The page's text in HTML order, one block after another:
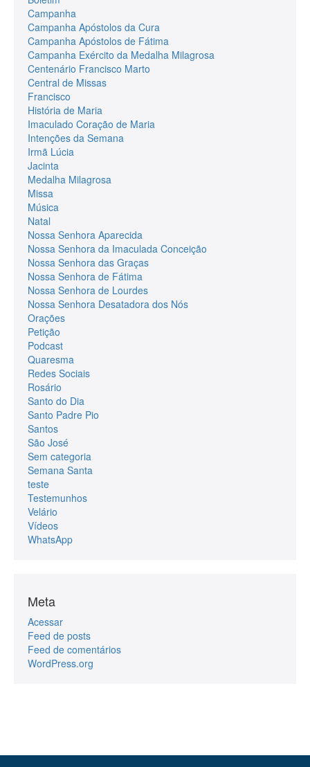
Campanha
Campanha Apóstolos da Cura
Campanha Apóstolos de Fátima
Campanha Exército da Medalha Milagrosa
Centenário Francisco Marto
Central de Missas
Francisco
História de Maria
Imaculado Coração de Maria
Intenções da Semana
Irmã Lúcia
Jacinta
Medalha Milagrosa
Missa
Música
Natal
Nossa Senhora Aparecida
Nossa Senhora da Imaculada Conceição
Nossa Senhora das Graças
Nossa Senhora de Fátima
Nossa Senhora de Lourdes
Nossa Senhora Desatadora dos Nós
Orações
Petição
Podcast
Quaresma
Redes Sociais
Rosário
Santo do Dia
Santo Padre Pio
Santos
São José
Sem categoria
Semana Santa
teste
Testemunhos
Velário
Vídeos
WhatsApp
Meta
Acessar
Feed de posts
Feed de comentários
WordPress.org